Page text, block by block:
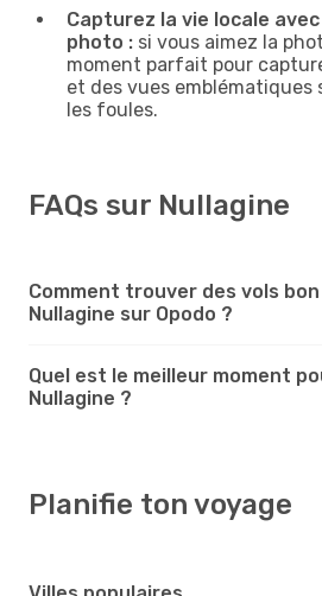
Capturez la vie locale
photo : si vous aimez la
moment parfait pour
et des vues emblématiques
les foules.
FAQs sur Nullagine
Comment trouver des vols
Nullagine sur Opodo ?
Quel est le meilleur moment
Nullagine ?
Planifie ton voyage